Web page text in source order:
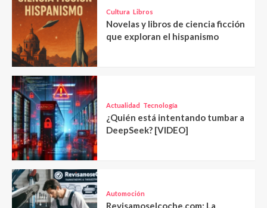
Cultura Libros
Novelas y libros de ciencia ficción
que exploran el hispanismo
Actualidad Tecnología
¿Quién está intentando tumbar a
DeepSeek? [VIDEO]
Automoción
Revisamoselcoche.com: La